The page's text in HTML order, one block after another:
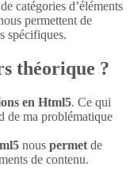
catégories d’éléments
permettent de
spécifiques.
théorique ?
en Html5. Ce qui
de ma problématique
nous permet de
de contenu.